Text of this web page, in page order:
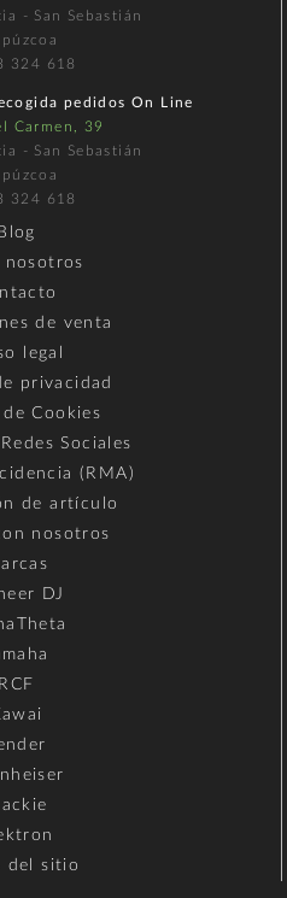
- San Sebastián
324 618
pedidos On Line
Carmen, 39
- San Sebastián
324 618
Blog
nosotros
de venta
legal
privacidad
Cookies
Sociales
(RMA)
de artículo
nosotros
DJ
RCF
del sitio